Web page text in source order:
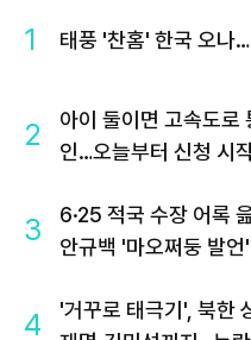
1 태풍 '찬홈' 한국 오나
2
아이 둘이면 고속도로
인…오늘부터 신청 시
3
6·25 적국 수장 어록
안규백 '마오쩌둥 발언
4
'거꾸로 태극기', 북한